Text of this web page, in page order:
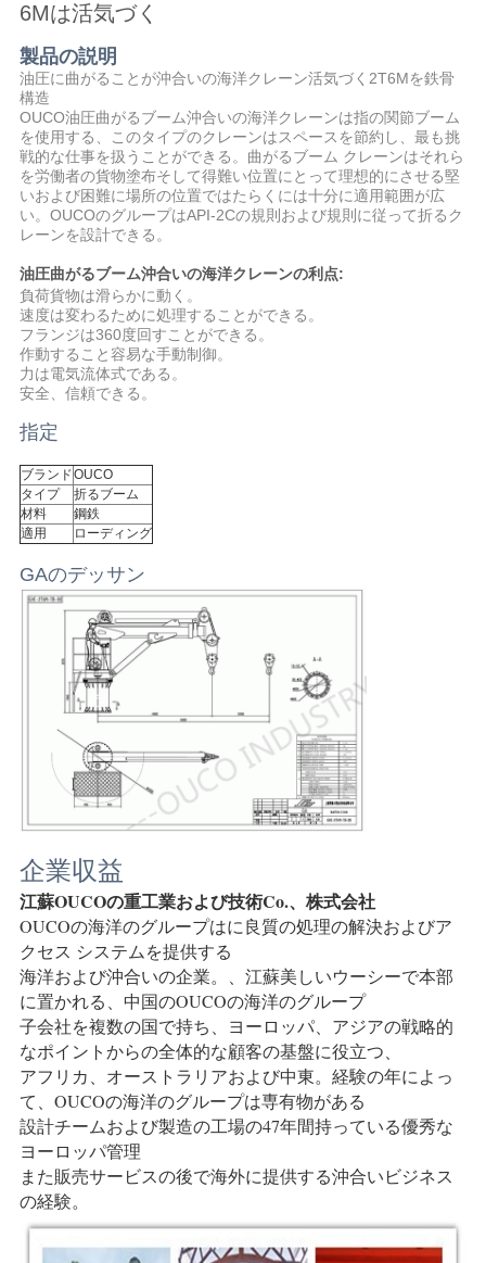
品
質
管
理
ニ
ュ
ー
ス
事
件
CONTACT
US
イ
バ
シ
ー
ポ
リ
シ
ー
6Mは活気づく
製品の説明
油圧に曲がることが沖合いの海洋クレーン活気づく2T6Mを鉄骨
構造
OUCO油圧曲がるブーム沖合いの海洋クレーンは指の関節ブーム
を使用する、このタイプのクレーンはスペースを節約し、最も挑
戦的な仕事を扱うことができる。曲がるブーム クレーンはそれら
を労働者の貨物塗布そして得難い位置にとって理想的にさせる堅
いおよび困難に場所の位置ではたらくには十分に適用範囲が広
い。OUCOのグループはAPI-2Cの規則および規則に従って折るク
レーンを設計できる。
油圧曲がるブーム沖合いの海洋クレーンの利点:
負荷貨物は滑らかに動く。
速度は変わるために処理することができる。
フランジは360度回すことができる。
作動すること容易な手動制御。
力は電気流体式である。
安全、信頼できる。
指定
ブランドOUCO
タイプ
折るブーム
材料
鋼鉄
適用
ローディング
GAのデッサン
企業収益
江蘇OUCOの重工業および技術Co.、株式会社
OUCOの海洋のグループはに良質の処理の解決およびア
クセス システムを提供する
海洋および沖合いの企業。、江蘇美しいウーシーで本部
に置かれる、中国のOUCOの海洋のグループ
子会社を複数の国で持ち、ヨーロッパ、アジアの戦略的
なポイントからの全体的な顧客の基盤に役立つ、
アフリカ、オーストラリアおよび中東。経験の年によっ
て、OUCOの海洋のグループは専有物がある
設計チームおよび製造の工場の47年間持っている優秀な
ヨーロッパ管理
また販売サービスの後で海外に提供する沖合いビジネス
の経験。